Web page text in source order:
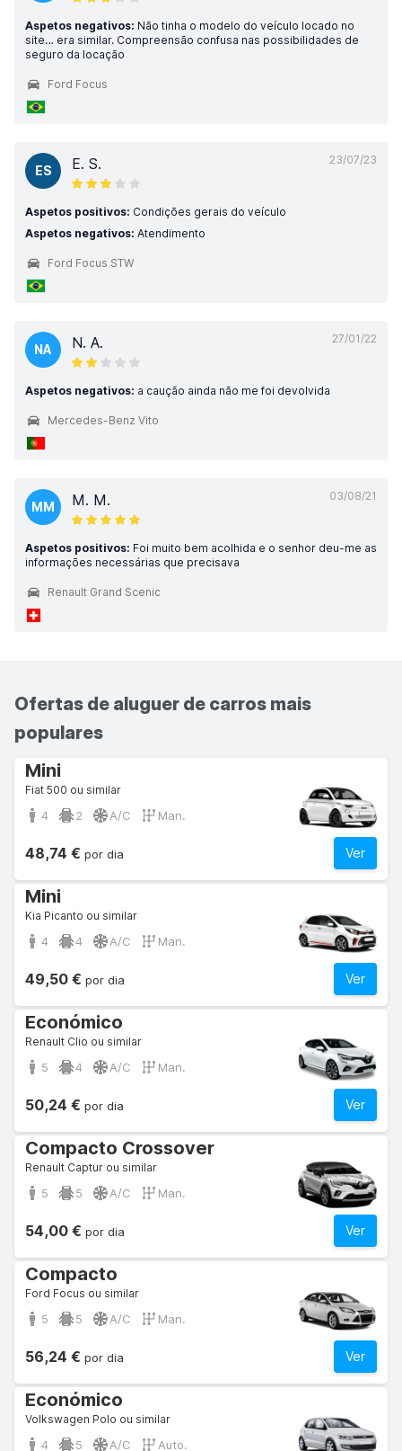
Aspetos negativos: Não tinha o modelo do veículo locado no
site… era similar. Compreensão confusa nas possibilidades de
seguro da locação
Ford Focus
23/07/23
ES E. S.
Aspetos positivos: Condições gerais do veículo
Aspetos negativos: Atendimento
Ford Focus STW
27/01/22
NA N. A.
Aspetos negativos: a caução ainda não me foi devolvida
Mercedes-Benz Vito
03/08/21
MM M. M.
Aspetos positivos: Foi muito bem acolhida e o senhor deu-me as
informações necessárias que precisava
Renault Grand Scenic
Ofertas de aluguer de carros mais
populares
Mini
Fiat 500 ou similar
4 2 A/C Man.
Ver
48,74 € por dia
Mini
Kia Picanto ou similar
4 4 A/C Man.
Ver
49,50 € por dia
Económico
Renault Clio ou similar
5 4 A/C Man.
Ver
50,24 € por dia
Compacto Crossover
Renault Captur ou similar
5 5 A/C Man.
Ver
54,00 € por dia
Compacto
Ford Focus ou similar
5 5 A/C Man.
Ver
56,24 € por dia
Económico
Volkswagen Polo ou similar
4 5 A/C Auto.